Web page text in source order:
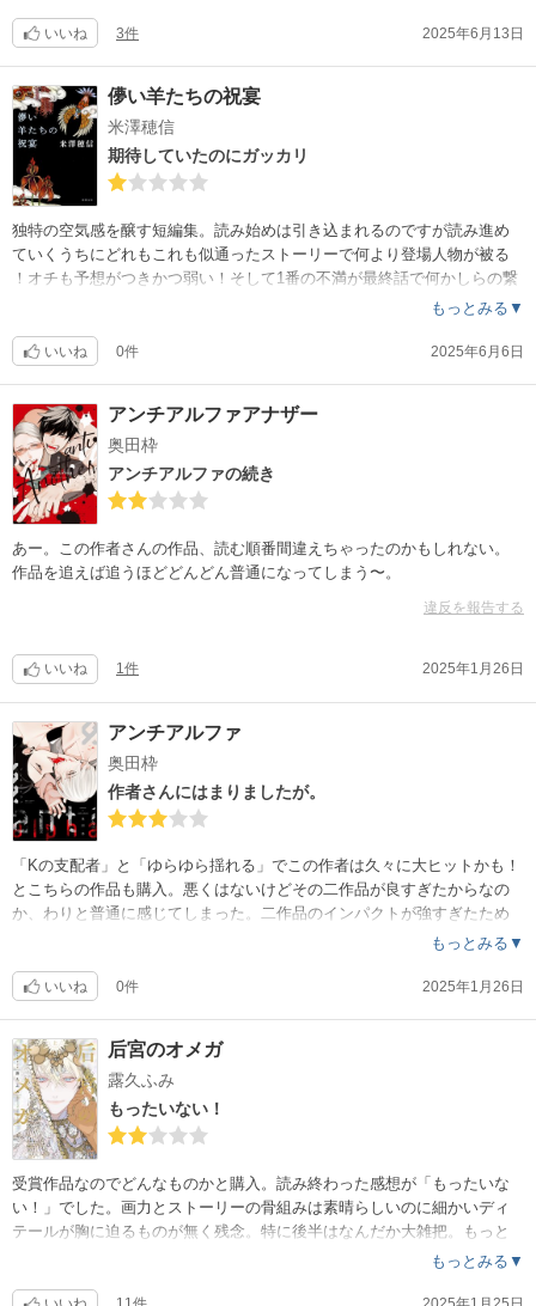
いいね 3件 2025年6月13日
儚い羊たちの祝宴
米澤穂信
期待していたのにガッカリ
独特の空気感を醸す短編集。読み始めは引き込まれるのですが読み進め
ていくうちにどれもこれも似通ったストーリーで何より登場人物が被る
！オチも予想がつきかつ弱い！そして1番の不満が最終話で何かしらの繋
がりがあるのだろうとの期待感を見事なまでに裏切られ…というより、
。ひど過ぎ。
もっとみる▼
いいね 0件 2025年6月6日
アンチアルファアナザー
奥田枠
アンチアルファの続き
あー。この作者さんの作品、読む順番間違えちゃったのかもしれない。
作品を追えば追うほどどんどん普通になってしまう〜。
違反を報告する
いいね 1件 2025年1月26日
アンチアルファ
奥田枠
作者さんにはまりましたが。
「Kの支配者」と「ゆらゆら揺れる」でこの作者は久々に大ヒットかも！
とこちらの作品も購入。悪くはないけどその二作品が良すぎたからなの
か、わりと普通に感じてしまった。二作品のインパクトが強すぎたため
もっとみる▼
いいね 0件 2025年1月26日
后宮のオメガ
露久ふみ
もったいない！
受賞作品なのでどんなものかと購入。読み終わった感想が「もったいな
い！」でした。画力とストーリーの骨組みは素晴らしいのに細かいディ
テールが胸に迫るものが無く残念。特に後半はなんだか大雑把。もっと
良いもの描けたんじゃないかなぁ。例えばハーリドが生まれながらの王
もっとみる▼